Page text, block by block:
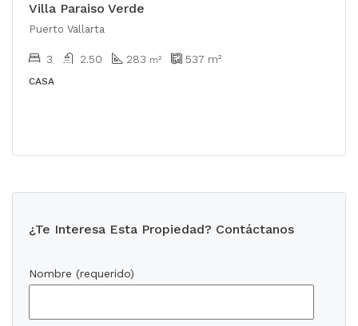
Villa Paraiso Verde
Puerto Vallarta
3 2.50 283 m² 537 m²
CASA
¿Te Interesa Esta Propiedad? Contáctanos
Nombre (requerido)